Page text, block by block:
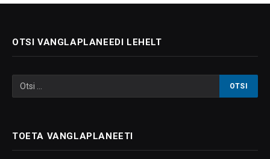
OTSI VANGLAPLANEEDI LEHELT
TOETA VANGLAPLANEETI